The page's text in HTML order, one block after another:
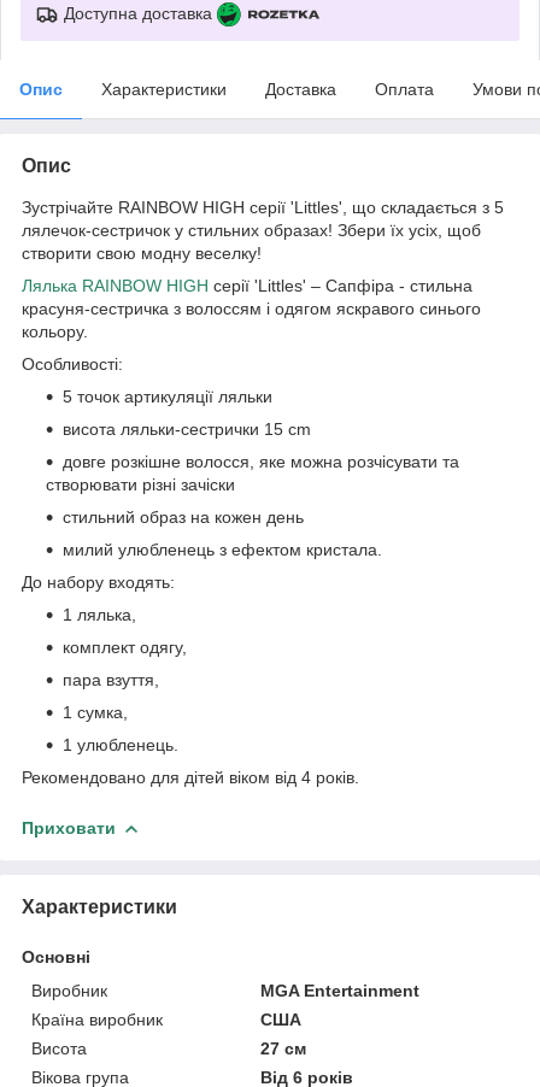
Доступна доставка
Опис Характеристики Доставка Оплата Умови
Опис
Зустрічайте RAINBOW HIGH серії 'Littles', що складається з 5
лялечок-сестричок у стильних образах! Збери їх усіх, щоб
створити свою модну веселку!
Лялька RAINBOW HIGH серії 'Littles' – Сапфіра - стильна
красуня-сестричка з волоссям і одягом яскравого синього
кольору.
Особливості:
5 точок артикуляції ляльки
висота ляльки-сестрички 15 cm
довге розкішне волосся, яке можна розчісувати та
створювати різні зачіски
стильний образ на кожен день
милий улюбленець з ефектом кристала.
До набору входять:
1 лялька,
комплект одягу,
пара взуття,
1 сумка,
1 улюбленець.
Рекомендовано для дітей віком від 4 років.
Приховати
Характеристики
Основні
Виробник
MGA Entertainment
Країна виробник
США
Висота
27 см
Вікова група
Від 6 років